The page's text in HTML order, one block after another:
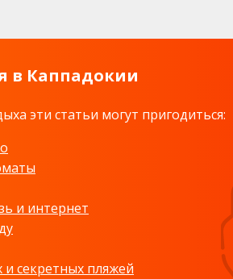
в Каппадокии
эти статьи могут пригодиться:
и интернет
секретных пляжей